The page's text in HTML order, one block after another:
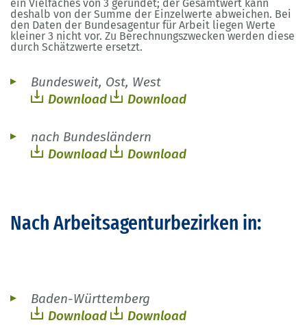
ein Vielfaches von 3 gerundet; der Gesamtwert kann
deshalb von der Summe der Einzelwerte abweichen. Bei
den Daten der Bundesagentur für Arbeit liegen Werte
kleiner 3 nicht vor. Zu Berechnungszwecken werden diese
durch Schätzwerte ersetzt.
Bundesweit, Ost, West
Download
Download
nach Bundesländern
Download
Download
Nach Arbeitsagenturbezirken in:
Baden-Württemberg
Download
Download